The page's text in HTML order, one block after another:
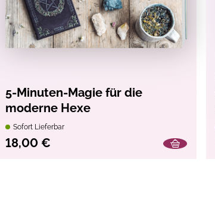
5-Minuten-Magie für die
moderne Hexe
Sofort Lieferbar
18,00 €